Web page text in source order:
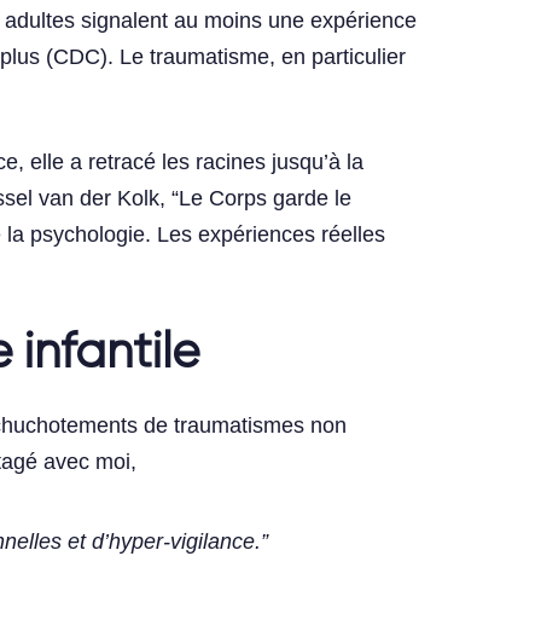
signalent au moins une expérience
(CDC). Le traumatisme, en particulier
elle a retracé les racines jusqu’à la
van der Kolk, “Le Corps garde le
psychologie. Les expériences réelles
infantile
de traumatismes non
avec moi,
et d’hyper-vigilance.”